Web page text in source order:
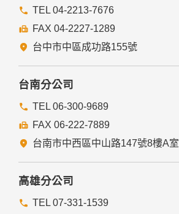
TEL 04-2213-7676
FAX 04-2227-1289
台中市中區成功路155號
台南分公司
TEL 06-300-9689
FAX 06-222-7889
台南市中西區中山路147號8樓A室
高雄分公司
TEL 07-331-1539